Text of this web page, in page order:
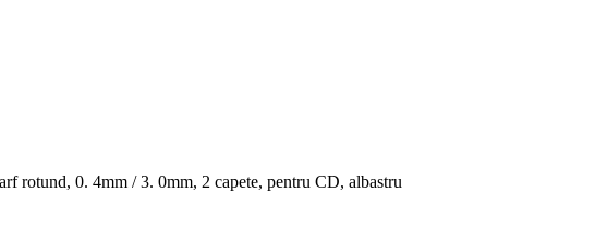
rotund, 0. 4mm / 3. 0mm, 2 capete, pentru CD, albastru